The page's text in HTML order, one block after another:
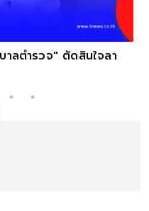
ลตำรวจ" ตัดสินใจลา